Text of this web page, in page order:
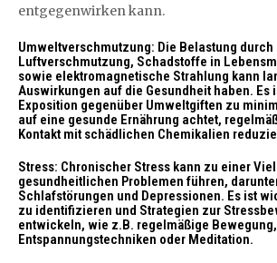
entgegenwirken kann.
Umweltverschmutzung: Die Belastung durch
Luftverschmutzung, Schadstoffe in
sowie elektromagnetische Strahlung kann
Auswirkungen auf die Gesundheit haben. Es
Exposition gegenüber Umweltgiften zu
auf eine gesunde Ernährung achtet,
Kontakt mit schädlichen Chemikalien
Stress: Chronischer Stress kann zu einer
gesundheitlichen Problemen führen,
Schlafstörungen und Depressionen. Es ist
zu identifizieren und Strategien zur
entwickeln, wie z.B. regelmäßige Bewegung,
Entspannungstechniken oder Meditation.